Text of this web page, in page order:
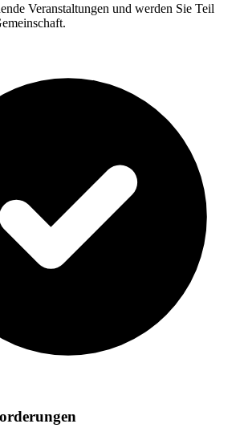
Veranstaltungen und werden Sie Teil